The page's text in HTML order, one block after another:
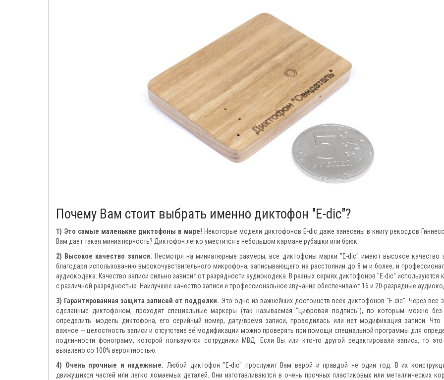
Почему Вам стоит выбрать именно диктофон "E-dic"?
1) Это самые маленькие диктофоны в мире! Некоторые модели диктофонов E-dic даже занесены в книгу рекордов
Вам дает такая миниатюрность? Диктофон легко уместится в небольшом кармане рубашки или брюк.
2) Высокое качество записи. Несмотря на миниатюрные размеры, все диктофоны марки "E-dic" имеют высокое качество
благодаря использованию высокочувствительного микрофона, записывающего на расстоянии до 8 м и более, и
аудиокодека. Качество записи сильно зависит от разрядности аудиокодека. В разных сериях диктофонов "E-dic" используются
с различной разрядностью. Наилучшее качество записи и профессиональное звучание обеспечивают 16 и 20-разрядные
3) Гарантированная защита записей от подделки. Это одно из важнейших достоинств всех диктофонов "E-dic". Через все
сделанные диктофоном, проходят специальные маркеры (так называемая "цифровая подпись"), по которым можно без
определить: модель диктофона, его серийный номер, дату/время записи, проводилась или нет модификация записи. Что
важное — целостность записи и отсутствие её модификации можно проверять при помощи специальной программы для
подлинности фонограмм, которой пользуются сотрудники МВД. Если Вы или кто-то другой редактировали запись, то это
выявлено со 100% вероятностью.
4) Очень прочные и надежные. Любой диктофон "E-dic" прослужит Вам верой и правдой не один год. В их
движущихся частей или легко ломаемых деталей. Они изготавливаются в очень прочных пластиковых или металлических